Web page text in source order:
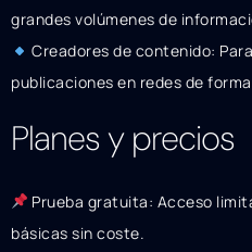
grandes volúmenes de
Creadores de contenido:
publicaciones en redes de
Planes y precios
Prueba gratuita: Acceso
básicas sin coste.